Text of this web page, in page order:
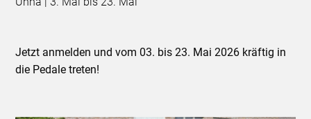
Jetzt anmelden und vom 03. bis 23. Mai 2026 kräftig in
die Pedale treten!